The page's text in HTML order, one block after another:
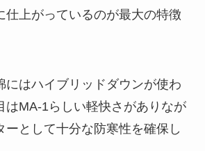
仕上がっているのが最大の特徴
にはハイブリッドダウンが使わ
はMA-1らしい軽快さがありなが
ーとして十分な防寒性を確保し